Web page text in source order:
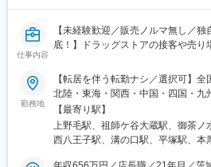
駅、スタジアムシティサウス駅、浦
役所前駅、桜島桟橋通駅、西辛島町
仕事内容
【未経験歓迎／販売ノルマ無し／
底！】ドラッグストアの接客や売り
勤務地
【転居を伴う転勤ナシ／選択可】全
北陸・東海・関西・中国・四国・九
フスタイルに合わせ、3つの働き方
からご選択ください【A】全国転勤
択府県および隣接府県内での転居有
【最寄り駅】
上野毛駅、祖師ケ谷大蔵駅、御茶ノ
西八王子駅、溝の口駅、平塚駅、本